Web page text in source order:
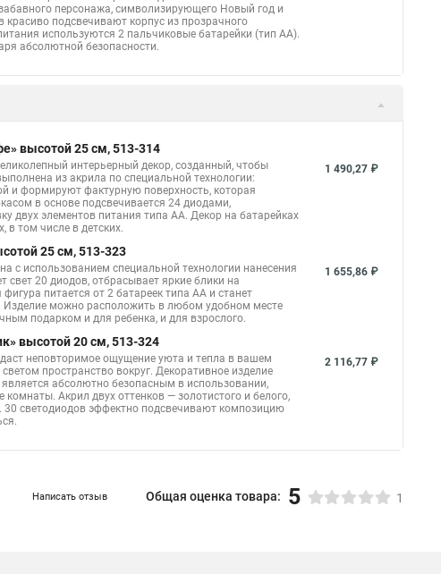
персонажа, символизирующего Новый год и
подсвечивают корпус из прозрачного
используются 2 пальчиковые батарейки (тип АА).
абсолютной безопасности.
высотой 25 см, 513-314
интерьерный декор, созданный, чтобы
из акрила по специальной технологии:
и формируют фактурную поверхность, которая
в основе подсвечивается 24 диодами,
двух элементов питания типа АА. Декор на батарейках
том числе в детских.
1 490,27 ₽
25 см, 513-323
с использованием специальной технологии нанесения
свет 20 диодов, отбрасывает яркие блики на
питается от 2 батареек типа АА и станет
можно расположить в любом удобном месте
подарком и для ребенка, и для взрослого.
1 655,86 ₽
высотой 20 см, 513-324
неповторимое ощущение уюта и тепла в вашем
пространство вокруг. Декоративное изделие
является абсолютно безопасным в использовании,
Акрил двух оттенков — золотистого и белого,
светодиодов эффектно подсвечивают композицию
2 116,77 ₽
Написать отзыв Общая оценка товара: 5 1